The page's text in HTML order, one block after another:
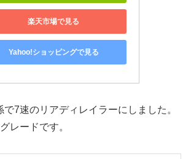
楽天市場で見る
Yahoo!ショッピングで見る
7速のリアディレイラーにしました。
レードです。